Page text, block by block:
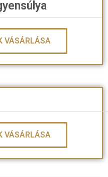
VÁSÁRLÁSA
VÁSÁRLÁSA